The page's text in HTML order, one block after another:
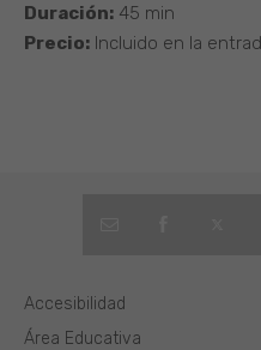
Duración: 45 min
Precio: Incluido en la
Área Educativa
Accesibilidad